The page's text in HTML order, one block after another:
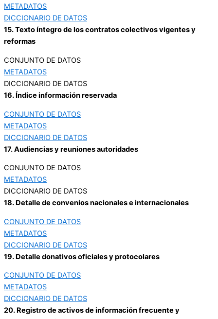
METADATOS
DICCIONARIO DE DATOS
15. Texto íntegro de los contratos colectivos vigentes y
reformas
CONJUNTO DE DATOS
METADATOS
DICCIONARIO DE DATOS
16. Índice información reservada
CONJUNTO DE DATOS
METADATOS
DICCIONARIO DE DATOS
17. Audiencias y reuniones autoridades
CONJUNTO DE DATOS
METADATOS
DICCIONARIO DE DATOS
18. Detalle de convenios nacionales e internacionales
CONJUNTO DE DATOS
METADATOS
DICCIONARIO DE DATOS
19. Detalle donativos oficiales y protocolares
CONJUNTO DE DATOS
METADATOS
DICCIONARIO DE DATOS
20. Registro de activos de información frecuente y